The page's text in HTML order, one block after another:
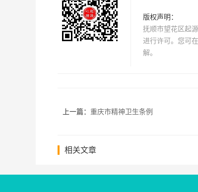
版权声明：
抚顺市望花区起
进行许可。您可
解。
上一篇： 重庆市精神卫生条例
相关文章